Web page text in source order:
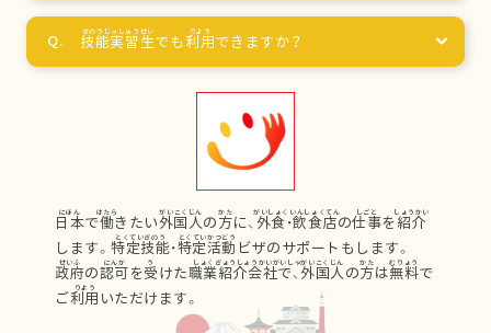
技能実習生でも利用できますか？
日本で働きたい外国人の方に、 外食 ・飲食店の仕事を紹介
します。特定技能・特定活動 ビザのサポートもします。
政府の認可を受けた職業紹介会社で、 外国人の方は無料で
ご利用 いただけます。